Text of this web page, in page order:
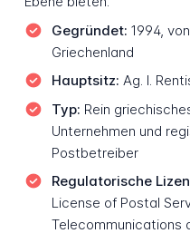
Gegründet: 1994,
Griechenland
Hauptsitz: Ag. I.
Typ: Rein
Unternehmen und
Postbetreiber
Regulatorische
License of Postal
Telecommunications